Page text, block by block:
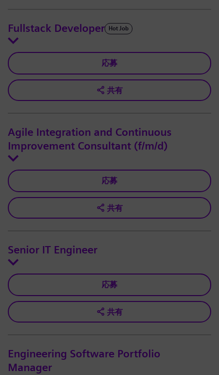
Fullstack Developer Hot Job
応募
共有
Agile Integration and Continuous
Improvement Consultant (f/m/d)
応募
共有
Senior IT Engineer
応募
共有
Engineering Software Portfolio
Manager